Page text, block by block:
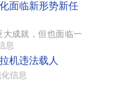
面临新形势新任
成就，但也面临一
息
机违法载人
信息